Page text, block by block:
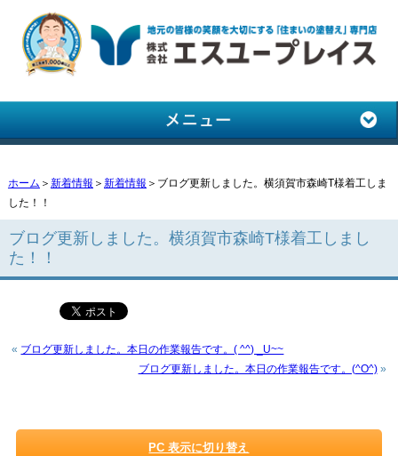
ホーム ＞ 新着情報 ＞ 新着情報 ＞ブログ更新しました。横須賀市森崎T様着工しま
した！！
ブログ更新しました。横須賀市森崎T様着工しまし
た！！
« ブログ更新しました。本日の作業報告です。( ^^) _U~~
ブログ更新しました。本日の作業報告です。(^O^)»
PC 表示に切り替え